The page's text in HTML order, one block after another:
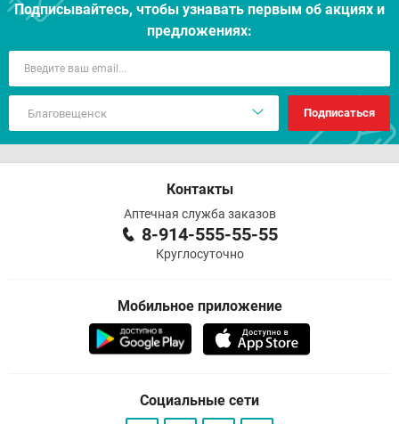
Подписывайтесь, чтобы узнавать первым об акцияx и
предложениях:
Подписаться
Контакты
Аптечная служба заказов
8-914-555-55-55
Круглосуточно
Мобильное приложение
Социальные сети